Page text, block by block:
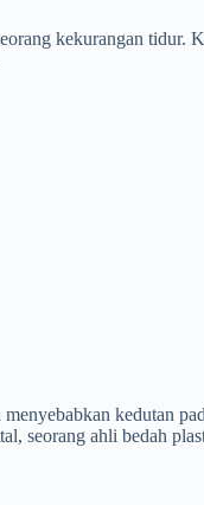
kekurangan tidur.
kedutan
seorang ahli bedah